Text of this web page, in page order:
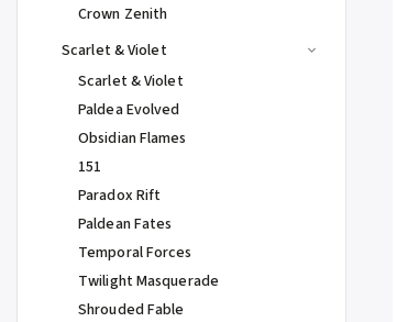
Crown Zenith
Scarlet & Violet
Scarlet & Violet
Paldea Evolved
Obsidian Flames
151
Paradox Rift
Paldean Fates
Temporal Forces
Twilight Masquerade
Shrouded Fable